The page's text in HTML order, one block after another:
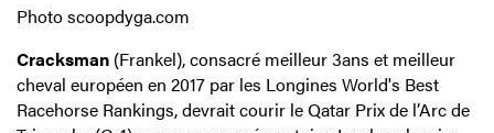
Photo scoopdyga.com
Cracksman (Frankel), consacré meilleur 3ans et meilleur
cheval européen en 2017 par les Longines World's Best
Racehorse Rankings, devrait courir le Qatar Prix de l’Arc de